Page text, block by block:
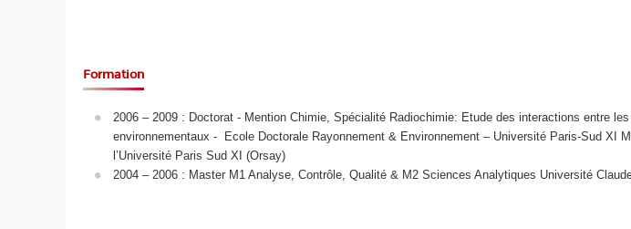
Formation
2006 – 2009 : Doctorat - Mention Chimie, Spécialité Radiochimie: Etude des interactions entre
environnementaux - Ecole Doctorale Rayonnement & Environnement – Université Paris-Sud XI
l’Université Paris Sud XI (Orsay)
2004 – 2006 : Master M1 Analyse, Contrôle, Qualité & M2 Sciences Analytiques Université